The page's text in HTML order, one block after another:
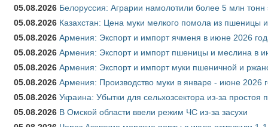
05.08.2026 Белоруссия: Аграрии намолотили более 5 млн тонн
05.08.2026 Казахстан: Цена муки мелкого помола из пшеницы
05.08.2026 Армения: Экспорт и импорт ячменя в июне 2026
05.08.2026 Армения: Экспорт и импорт пшеницы и меслина в
05.08.2026 Армения: Экспорт и импорт муки пшеничной и
05.08.2026 Армения: Производство муки в январе - июне 2026
05.08.2026 Украина: Убытки для сельхозсектора из-за простоя
05.08.2026 В Омской области ввели режим ЧС из-за засухи